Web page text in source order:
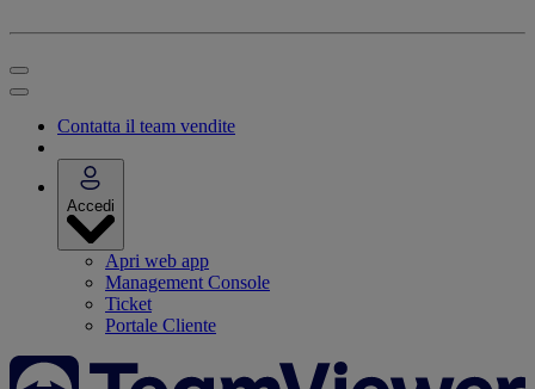
Contatta il team vendite
Accedi
Apri web app
Management Console
Ticket
Portale Cliente